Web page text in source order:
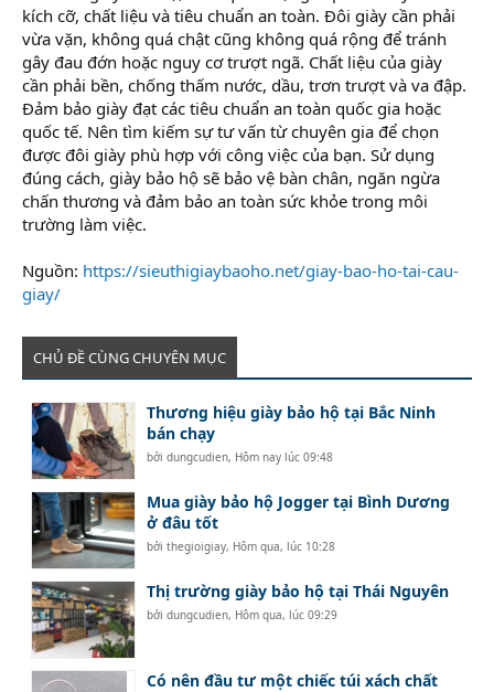
kích cỡ, chất liệu và tiêu chuẩn an toàn. Đôi giày cần phải
vừa vặn, không quá chật cũng không quá rộng để tránh
gây đau đớn hoặc nguy cơ trượt ngã. Chất liệu của giày
cần phải bền, chống thấm nước, dầu, trơn trượt và va đập.
Đảm bảo giày đạt các tiêu chuẩn an toàn quốc gia hoặc
quốc tế. Nên tìm kiếm sự tư vấn từ chuyên gia để chọn
được đôi giày phù hợp với công việc của bạn. Sử dụng
đúng cách, giày bảo hộ sẽ bảo vệ bàn chân, ngăn ngừa
chấn thương và đảm bảo an toàn sức khỏe trong môi
trường làm việc.
Nguồn: https://sieuthigiaybaoho.net/giay-bao-ho-tai-cau-
giay/
CHỦ ĐỀ CÙNG CHUYÊN MỤC
Thương hiệu giày bảo hộ tại Bắc Ninh
bán chạy
bởidungcudien, Hôm nay lúc 09:48
Mua giày bảo hộ Jogger tại Bình Dương
ở đâu tốt
bởithegioigiay, Hôm qua, lúc 10:28
Thị trường giày bảo hộ tại Thái Nguyên
bởidungcudien, Hôm qua, lúc 09:29
Có nên đầu tư một chiếc túi xách chất